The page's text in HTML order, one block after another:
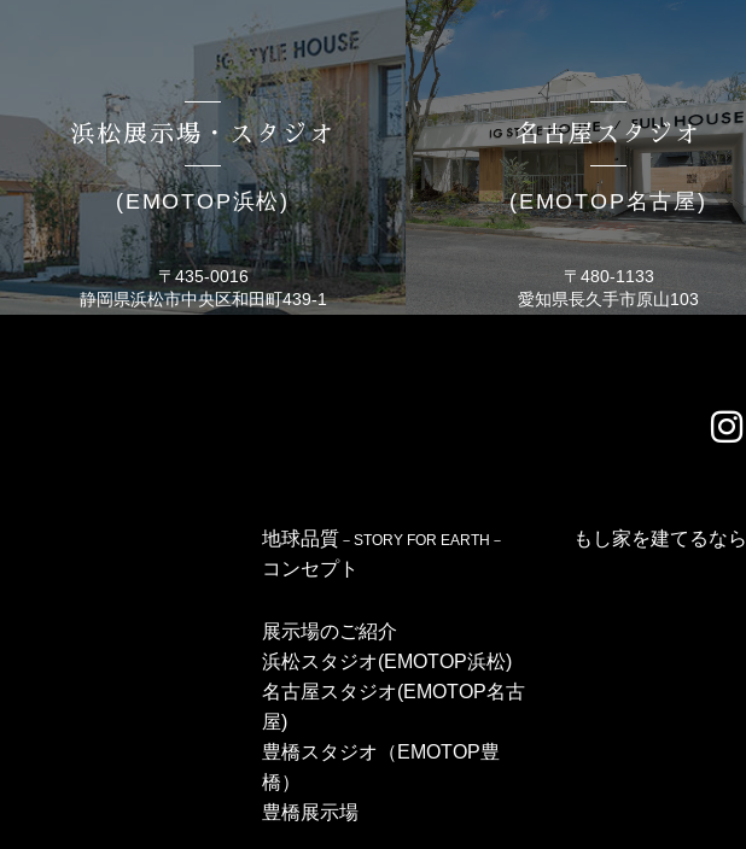
浜松展示場・スタジオ
(EMOTOP浜松)
〒435-0016
静岡県浜松市中央区和田町439-1
名古屋スタジオ
(EMOTOP名古屋)
〒480-1133
愛知県長久手市原山103
地球品質 －STORY FOR EARTH－
コンセプト
展示場のご紹介
浜松スタジオ(EMOTOP浜松)
名古屋スタジオ(EMOTOP名古
屋)
豊橋スタジオ（EMOTOP豊
橋）
豊橋展示場
もし家を建てるなら